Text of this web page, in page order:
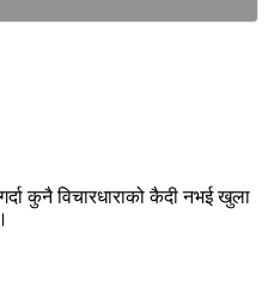
कुनै विचारधाराको कैदी नभई खुला